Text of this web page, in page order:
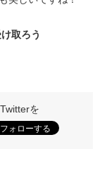
取ろう